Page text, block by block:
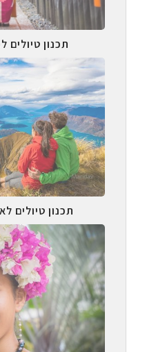
תכנון
תכנון טיולים